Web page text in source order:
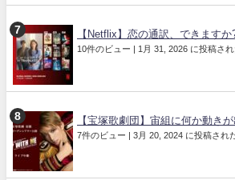
【Netflix】恋の通訳、できます
10件のビュー | 1月 31, 2026 に投稿され
【宝塚歌劇団】宙組に何か動き
7件のビュー | 3月 20, 2024 に投稿され